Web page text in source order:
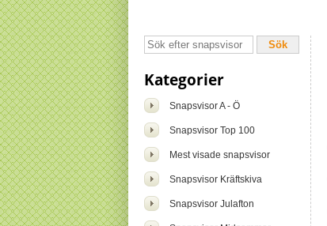
Kategorier
Snapsvisor A - Ö
Snapsvisor Top 100
Mest visade snapsvisor
Snapsvisor Kräftskiva
Snapsvisor Julafton